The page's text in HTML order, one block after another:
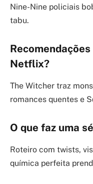
Nine-Nine policiais
tabu.
Netflix?
The Witcher traz
romances quentes e
O que faz uma
Roteiro com twists,
química perfeita